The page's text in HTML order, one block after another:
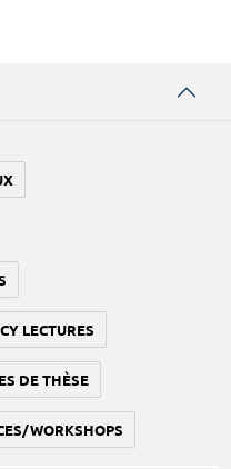
LECTURES
DE THÈSE
WORKSHOPS